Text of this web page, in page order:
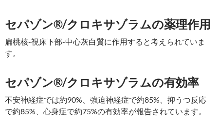
セパゾン®/クロキサゾラムの薬理作用
扁桃核-視床下部-中心灰白質に作用すると考えられていま
す。
セパゾン®/クロキサゾラムの有効率
不安神経症では約90%、強迫神経症で約85%、抑うつ反応
で約85%、心身症で約75%の有効率が報告されています。